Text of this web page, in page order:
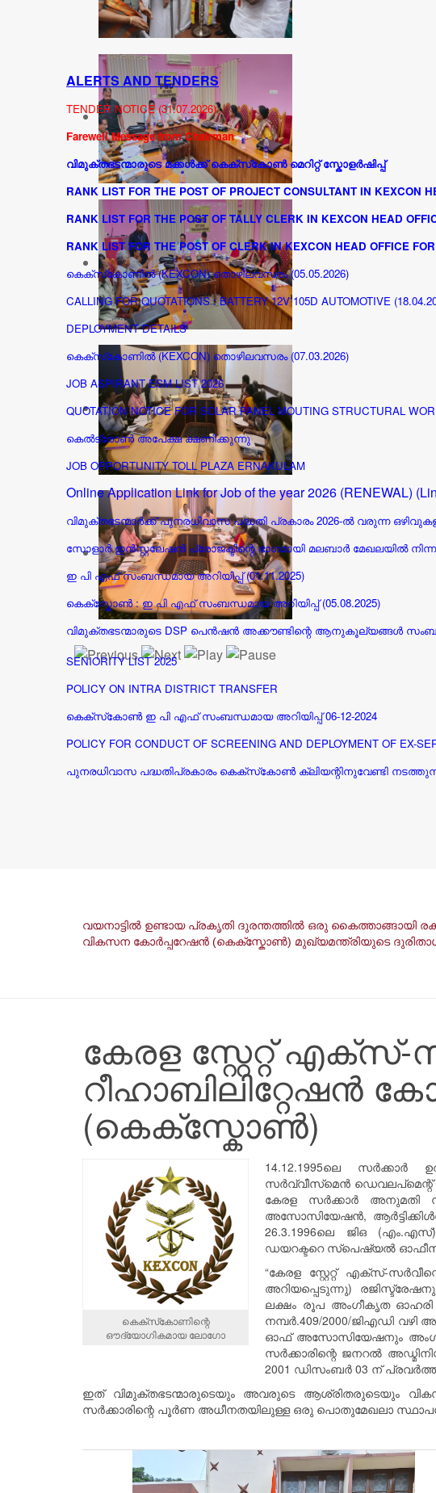
ALERTS AND TENDERS
TENDER NOTICE (31.07.2026)
Farewell Message from Chairman
വിമുക്തഭടന്മാരുടെ മക്കൾക്ക് കെക്സ്‌കോൺ മെറിറ്റ് സ്കോളർഷിപ്പ്
RANK LIST FOR THE POST OF PROJECT CONSULTANT IN KEXCON
RANK LIST FOR THE POST OF TALLY CLERK IN KEXCON HEAD
RANK LIST FOR THE POST OF CLERK IN KEXCON HEAD OFFICE
കെക്സ്‌കോണിൽ (KEXCON) തൊഴിലവസരം (05.05.2026)
CALLING FOR QUOTATIONS : BATTERY 12V 105D AUTOMOTIVE
DEPLOYMENT DETAILS
കെക്സ്‌കോണിൽ (KEXCON) തൊഴിലവസരം (07.03.2026)
JOB ASPIRANT ESM LIST 2026
QUOTATION NOTICE FOR SOLAR PANEL MOUTING STRUCTURAL
കെൽട്രോൺ അപേക്ഷ ക്ഷണിക്കുന്നു
JOB OPPORTUNITY TOLL PLAZA ERNAKULAM
Online Application Link for Job of the year 2026 (RENEWAL)
വിമുക്തഭടന്മാർക്ക് പുനരധിവാസ പദ്ധതി പ്രകാരം 2026-ൽ വരുന്ന
സോളാർ ഇൻസ്റ്റലേഷൻ പ്രോജക്ടിന്റെ ഭാഗമായി മലബാർ മേഖലയിൽ
ഇ പി എഫ് സംബന്ധമായ അറിയിപ്പ് (01.11.2025)
കെക്സ്കോൺ : ഇ പി എഫ് സംബന്ധമായ അറിയിപ്പ് (05.08.2025)
വിമുക്തഭടന്മാരുടെ DSP പെൻഷൻ അക്കൗണ്ടിന്റെ ആനുകൂല്യങ്ങൾ
SENIORITY LIST 2025
POLICY ON INTRA DISTRICT TRANSFER
കെക്സ്‌കോൺ ഇ പി എഫ് സംബന്ധമായ അറിയിപ്പ് 06-12-2024
POLICY FOR CONDUCT OF SCREENING AND DEPLOYMENT OF EX-
പുനരധിവാസ പദ്ധതിപ്രകാരം കെക്സ്‌കോൺ ക്ലിയന്റിനുവേണ്ടി നടത്തുന്ന
വയനാട്ടിൽ ഉണ്ടായ പ്രകൃതി ദുരന്തത്തിൽ ഒരു കൈത്താങ്ങായി
വികസന കോർപ്പറേഷൻ (കെക്സ്കോൺ) മുഖ്യമന്ത്രിയുടെ
കേരള സ്റ്റേറ്റ്
റീഹാബിലിറ്റേഷൻ
(കെക്സ്കോൺ)
കെക്സ്‌കോണിന്റെ
ഔദ്യോഗികമായ ലോഗോ
14.12.1995ലെ സർക്കാർ
സർവ്വീസ്‌മെൻ ഡെവലപ്‌മെന്റ്
കേരള സർക്കാർ അനുമതി
അസോസിയേഷൻ,
26.3.1996ലെ ജി‌ഒ
ഡയറക്ടറെ സ്പെഷ്യൽ
“കേരള സ്റ്റേറ്റ് എക്സ്-
അറിയപ്പെടുന്നു)
ലക്ഷം രൂപ അംഗീകൃത
നമ്പർ.409/2000/ജി‌എഡി
ഓഫ് അസോസിയേഷനും
സർക്കാരിന്റെ ജനറൽ
2001 ഡിസംബർ 03 ന്
ഇത് വിമുക്തഭടന്മാരുടെയും അവരുടെ ആശ്രിതരുടെയും
സർക്കാരിന്റെ പൂർണ അധീനതയിലുള്ള ഒരു പൊതുമേഖലാ